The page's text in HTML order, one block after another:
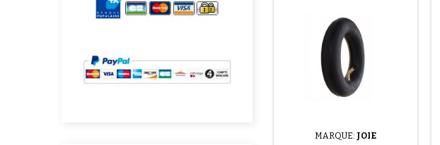
(1 avis)
MARQUE: JOIE